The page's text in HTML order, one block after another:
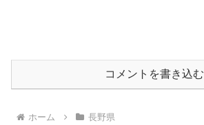
コメントを書き込む
ホーム 長野県